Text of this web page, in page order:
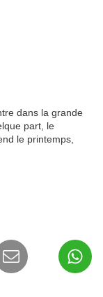
dans la grande
part, le
le printemps,